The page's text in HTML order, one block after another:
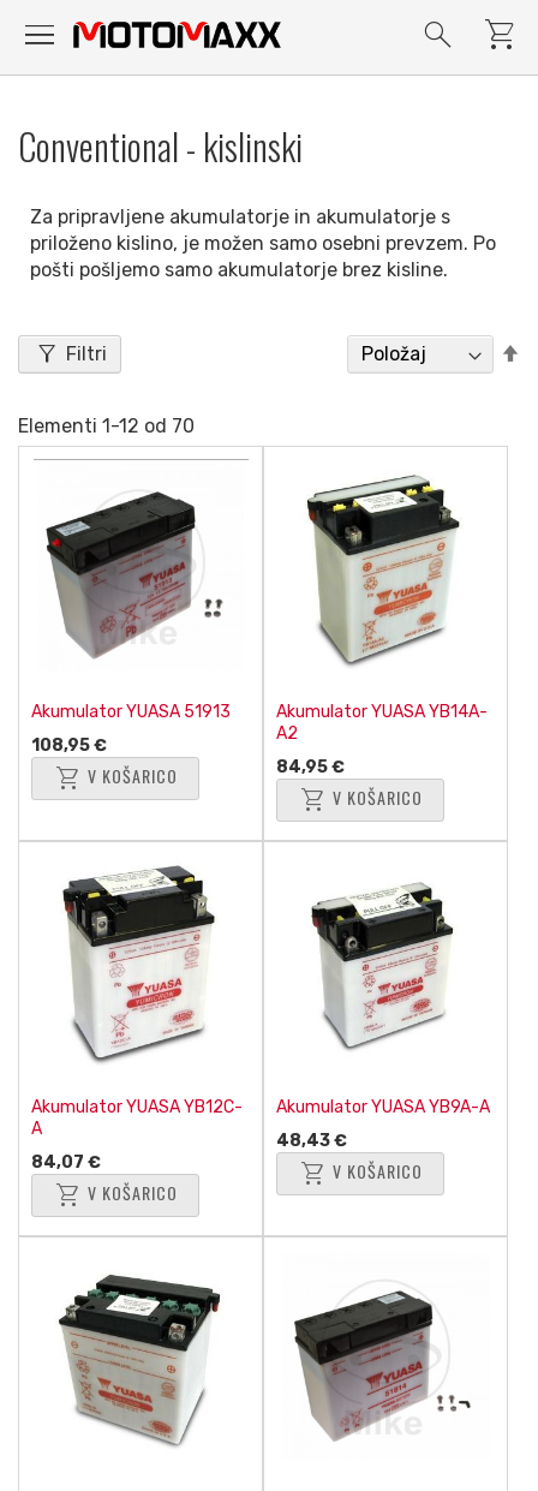
menu search shopping_cart
vsebino
Conventional - kislinski
Za pripravljene akumulatorje in akumulatorje s
priloženo kislino, je možen samo osebni prevzem. Po
pošti pošljemo samo akumulatorje brez kisline.
Elementi 1-12 od 70
Akumulator YUASA 51913
108,95 €
shopping_cart V KOŠARICO
Akumulator YUASA YB14A-
A2
84,95 €
shopping_cart V KOŠARICO
Akumulator YUASA YB12C-
A
84,07 €
shopping_cart V KOŠARICO
Akumulator YUASA YB9A-A
48,43 €
shopping_cart V KOŠARICO
filter_alt Filtri